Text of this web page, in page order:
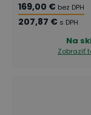
169,00 € bez DPH
207,87 € s DPH
Na
Zobraziť